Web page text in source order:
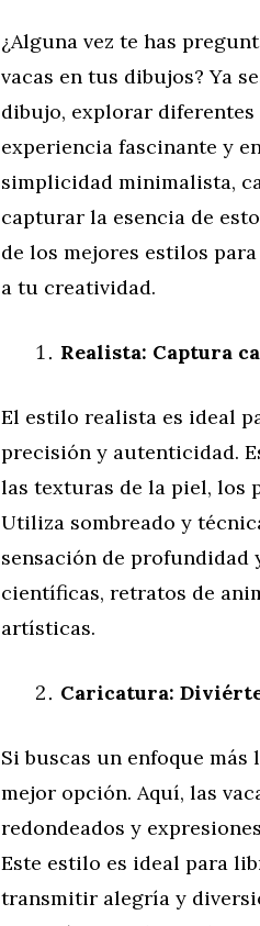
¿Alguna vez te has
vacas en tus dibujos? Ya
dibujo, explorar
experiencia fascinante y
simplicidad minimalista,
capturar la esencia de
de los mejores estilos
a tu creatividad.
Realista: Captura
El estilo realista es ideal
precisión y autenticidad.
las texturas de la piel, los
Utiliza sombreado y
sensación de profundidad
científicas, retratos de
artísticas.
Caricatura:
Si buscas un enfoque
mejor opción. Aquí, las
redondeados y
Este estilo es ideal para
transmitir alegría y